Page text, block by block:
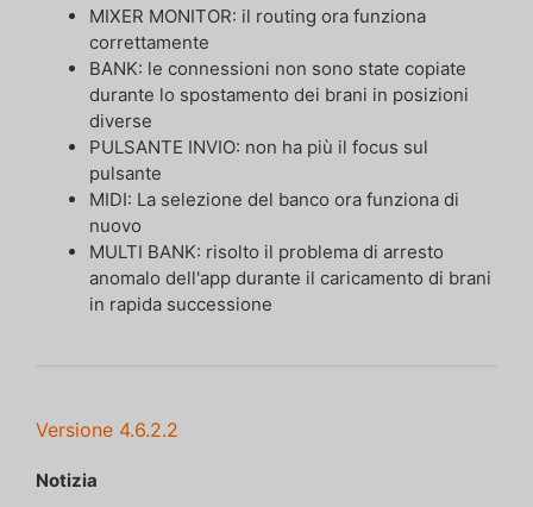
MIXER MONITOR: il routing ora funziona
correttamente
BANK: le connessioni non sono state copiate
durante lo spostamento dei brani in posizioni
diverse
PULSANTE INVIO: non ha più il focus sul
pulsante
MIDI: La selezione del banco ora funziona di
nuovo
MULTI BANK: risolto il problema di arresto
anomalo dell'app durante il caricamento di brani
in rapida successione
Versione 4.6.2.2
Notizia